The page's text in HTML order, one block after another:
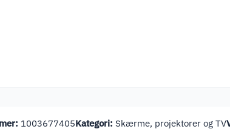
1003677405Kategori: Skærme, projektorer og TV